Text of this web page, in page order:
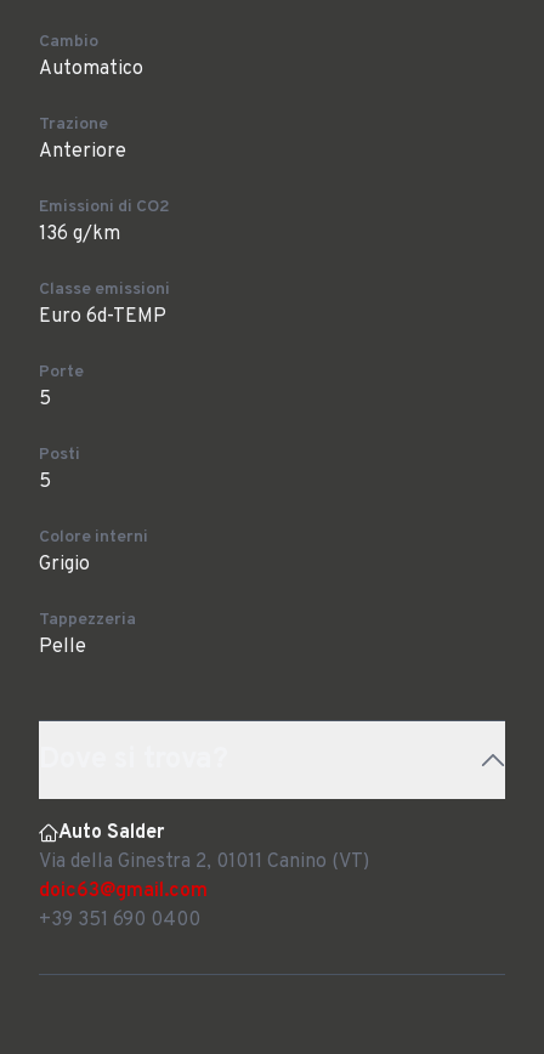
Cambio
Automatico
Trazione
Anteriore
Emissioni di CO2
136 g/km
Classe emissioni
Euro 6d-TEMP
Porte
5
Posti
5
Colore interni
Grigio
Tappezzeria
Pelle
Auto Salder
Via della Ginestra 2, 01011 Canino (VT)
doic63@gmail.com
+39 351 690 0400